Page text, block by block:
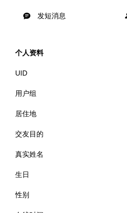
发短消息
个人资料
UID
用户组
居住地
交友目的
真实姓名
生日
性别